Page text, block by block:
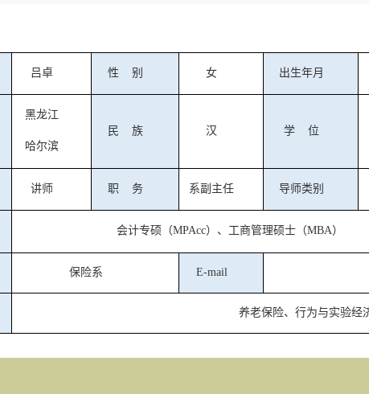
吕卓 性 别 女 出生年月
黑龙江
哈尔滨
民 族 汉 学 位
讲师 职 务 系副主任 导师类别
会计专硕（MPAcc）、工商管理硕士（MBA）
保险系 E-mail
养老保险、行为与实验经